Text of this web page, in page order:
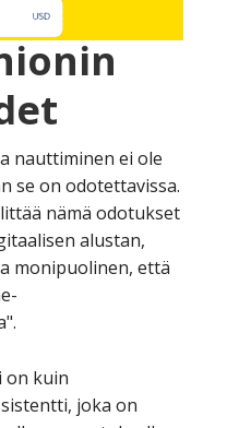
nauttiminen ei ole
se on odotettavissa.
nämä odotukset
alustan,
monipuolinen, että
on kuin
joka on